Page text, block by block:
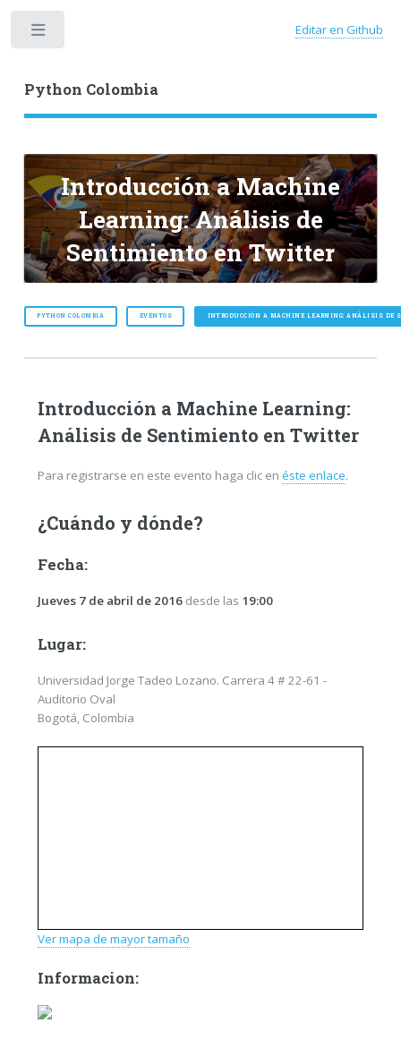
Python Colombia
Editar en Github
Introducción a Machine
Learning: Análisis de
Sentimiento en Twitter
PYTHON COLOMBIA EVENTOS INTRODUCCIÓN A MACHINE LEARNING: ANÁLISIS DE
Introducción a Machine Learning:
Análisis de Sentimiento en Twitter
Para registrarse en este evento haga clic en éste enlace.
¿Cuándo y dónde?
Fecha:
Jueves 7 de abril de 2016desde las 19:00
Lugar:
Universidad Jorge Tadeo Lozano. Carrera 4 # 22-61 -
Auditorio Oval
Bogotá, Colombia
Ver mapa de mayor tamaño
Informacion: